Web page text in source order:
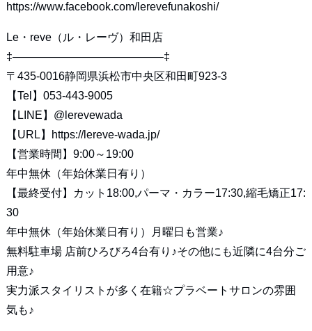
https://www.facebook.com/lerevefunakoshi/
Le・reve（ル・レーヴ）和田店
‡—————————————–‡
〒435-0016静岡県浜松市中央区和田町923-3
【Tel】053-443-9005
【LINE】 @lerevewada
【URL】
https://lereve-wada.jp/
【営業時間】9:00～19:00
年中無休（年始休業日有り）
【最終受付】カット18:00,パーマ・カラー17:30,縮毛矯正17:
30
年中無休（年始休業日有り）月曜日も営業♪
無料駐車場 店前ひろびろ4台有り♪その他にも近隣に4台分ご
用意♪
実力派スタイリストが多く在籍☆プラベートサロンの雰囲
気も♪